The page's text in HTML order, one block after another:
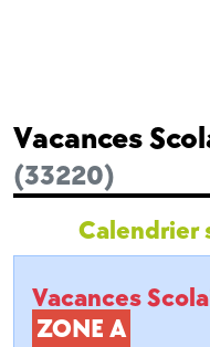
Vacances
(33220)
Calendrier
Vacances
ZONE A